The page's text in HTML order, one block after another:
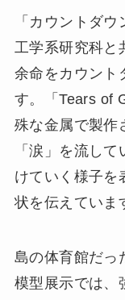
「カウントダ
工学系研究科と
余命をカウント
す。「Tears of
殊な金属で製作
「涙」を流し
けていく様子を
状を伝えていま
島の体育館だっ
模型展示では、